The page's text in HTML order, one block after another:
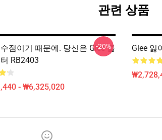
관련 상품
점이기 때문에. 당신은 Glee 클
RB2403
- ₩6,325,020
-20% Glee 잃